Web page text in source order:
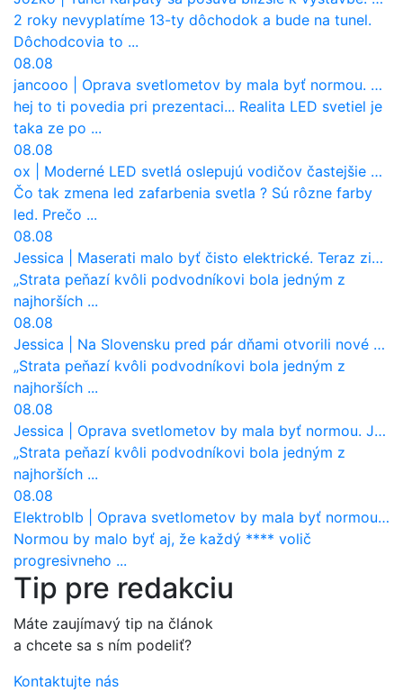
2 roky nevyplatíme 13-ty dôchodok a bude na tunel.
Dôchodcovia to ...
08.08
jancooo
Oprava svetlometov by mala byť normou. Jeden nový dnes stojí priemerne 1251 eur!
hej to ti povedia pri prezentaci... Realita LED svetiel je
taka ze po ...
08.08
ox
Moderné LED svetlá oslepujú vodičov častejšie než staré halogény
Čo tak zmena led zafarbenia svetla ? Sú rôzne farby
led. Prečo ...
08.08
Jessica
Maserati malo byť čisto elektrické. Teraz zisťuje, že potrebuje nový osemvalcový motor
„Strata peňazí kvôli podvodníkovi bola jedným z
najhorších ...
08.08
Jessica
Na Slovensku pred pár dňami otvorili nové mosty, ktoré to sú?
„Strata peňazí kvôli podvodníkovi bola jedným z
najhorších ...
08.08
Jessica
Oprava svetlometov by mala byť normou. Jeden nový dnes stojí priemerne 1251 eur!
„Strata peňazí kvôli podvodníkovi bola jedným z
najhorších ...
08.08
Elektroblb
Oprava svetlometov by mala byť normou. Jeden nový dnes stojí priemerne 1251 eur!
Normou by malo byť aj, že každý **** volič
progresivneho ...
Tip pre redakciu
Máte zaujímavý tip na článok
a chcete sa s ním podeliť?
Kontaktujte nás